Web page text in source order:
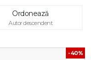
Ordonează
Autor descendent
-40%